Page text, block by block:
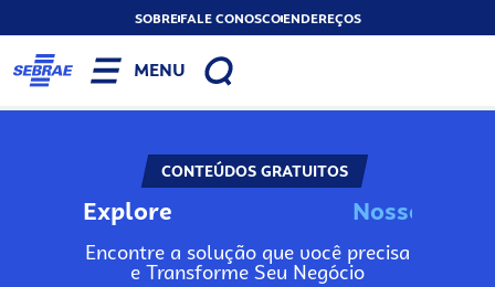
SOBREFALE CONOSCOENDEREÇOS
MENU
CONTEÚDOS GRATUITOS
Explore No
Encontre a solução que você precisa
e Transforme Seu Negócio